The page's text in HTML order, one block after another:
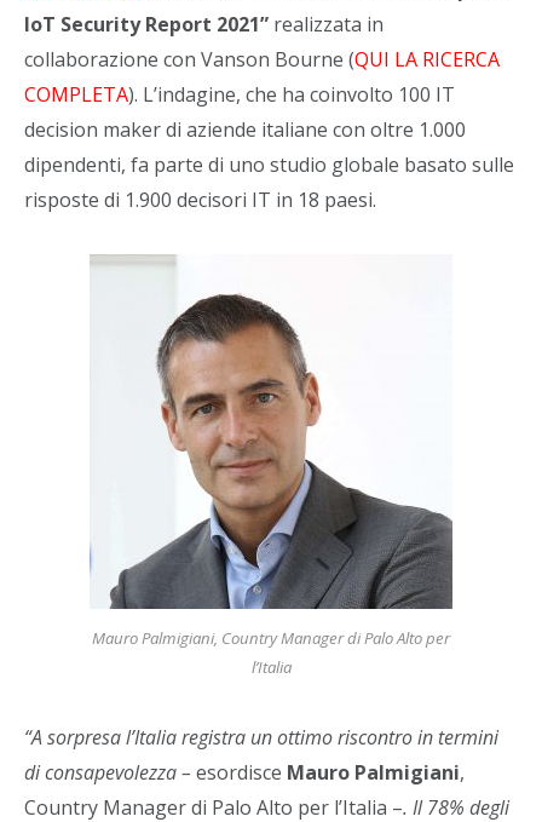
IoT Security Report 2021” realizzata in
collaborazione con Vanson Bourne (QUI LA RICERCA
COMPLETA). L’indagine, che ha coinvolto 100 IT
decision maker di aziende italiane con oltre 1.000
dipendenti, fa parte di uno studio globale basato sulle
risposte di 1.900 decisori IT in 18 paesi.
Mauro Palmigiani, Country Manager di Palo Alto per
l’Italia
“A sorpresa l’Italia registra un ottimo riscontro in termini
di consapevolezza – esordisce Mauro Palmigiani,
Country Manager di Palo Alto per l’Italia –. Il 78% degli